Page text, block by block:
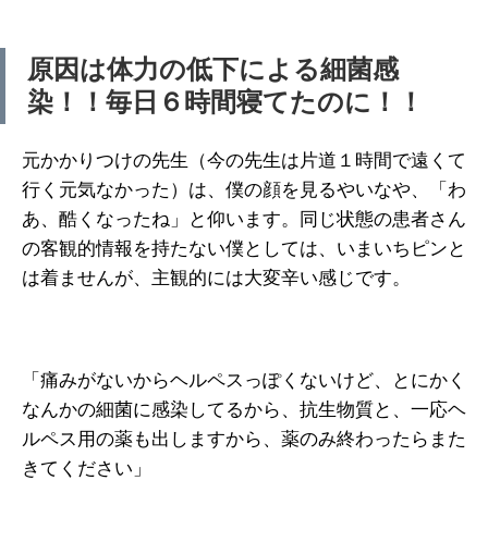
原因は体力の低下による細菌感
染！！毎日６時間寝てたのに！！
元かかりつけの先生（今の先生は片道１時間で遠くて
行く元気なかった）は、僕の顔を見るやいなや、「わ
あ、酷くなったね」と仰います。同じ状態の患者さん
の客観的情報を持たない僕としては、いまいちピンと
は着ませんが、主観的には大変辛い感じです。
「痛みがないからヘルペスっぽくないけど、とにかく
なんかの細菌に感染してるから、抗生物質と、一応ヘ
ルペス用の薬も出しますから、薬のみ終わったらまた
きてください」